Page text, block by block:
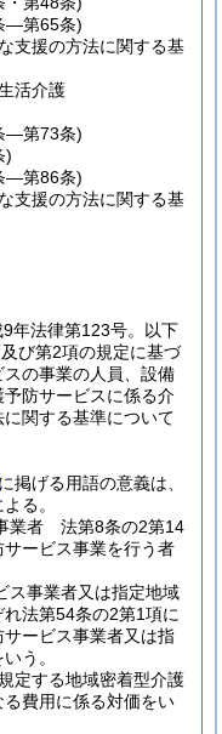
―第65条)
支援の方法に関する基
活介護
―第73条)
)
―第86条)
支援の方法に関する基
年法律第123号。以下
び第2項の規定に基づ
の事業の人員、設備
防サービスに係る介
関する基準について
に掲げる用語の意義は、
る。
業者 法第8条の2第14
ービス事業を行う者
ス事業者又は指定地域
法第54条の2第1項に
ービス事業者又は指
う。
定する地域密着型介護
費用に係る対価をい